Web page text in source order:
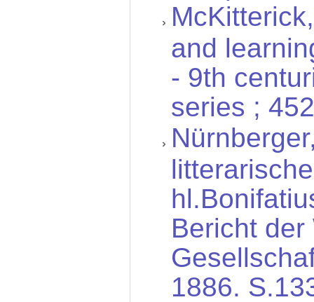
and
- 9th
series ;
Bericht
1886.